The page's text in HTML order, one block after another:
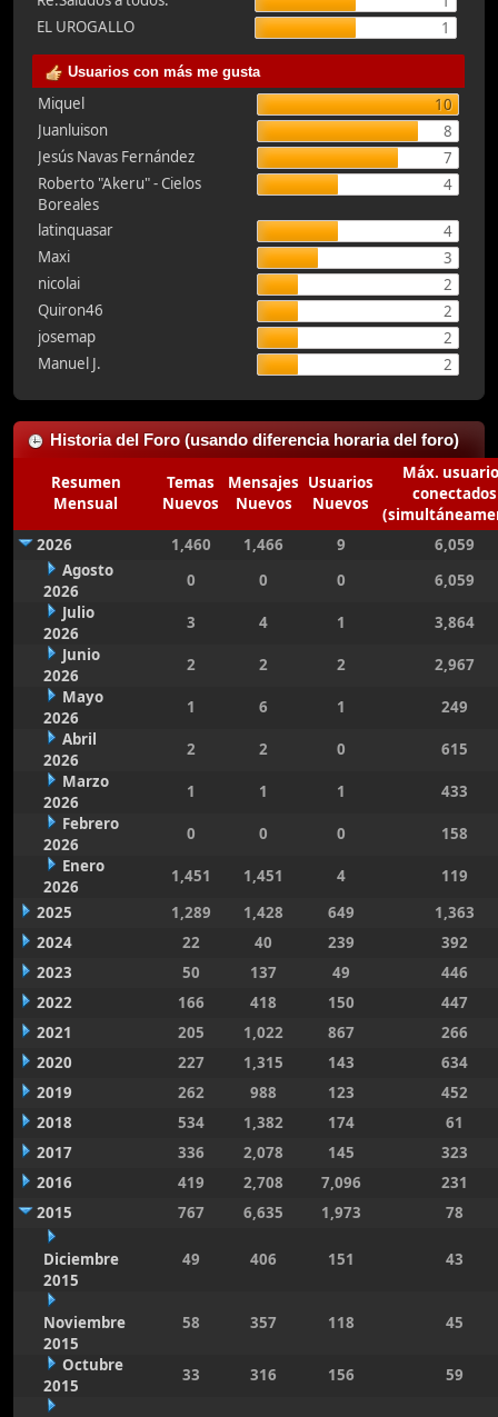
EL UROGALLO
1
Usuarios con más me gusta
Miquel
10
Juanluison
8
Jesús Navas Fernández
7
Roberto "Akeru" - Cielos
Boreales
4
latinquasar
4
Maxi
3
nicolai
2
Quiron46
2
josemap
2
Manuel J.
2
Historia del Foro (usando diferencia horaria del foro)
Resumen
Mensual
Temas
Nuevos
Mensajes
Nuevos
Usuarios
Nuevos
Máx.
conectados
2026
1,460 1,466 9
6,059
Agosto
2026
0 0 0
6,059
Julio
2026
3 4 1
3,864
Junio
2026
2 2 2
2,967
Mayo
2026
1 6 1
249
Abril
2026
2 2 0
615
Marzo
2026
1 1 1
433
Febrero
2026
0 0 0
158
Enero
2026
1,451 1,451 4
119
2025
1,289 1,428 649
1,363
2024
22 40 239
392
2023
50 137 49
446
2022
166 418 150
447
2021
205 1,022 867
266
2020
227 1,315 143
634
2019
262 988 123
452
2018
534 1,382 174
61
2017
336 2,078 145
323
2016
419 2,708 7,096
231
2015
767 6,635 1,973 78
Diciembre
2015
49 406 151 43
Noviembre
2015
58 357 118 45
Octubre
2015
33 316 156 59